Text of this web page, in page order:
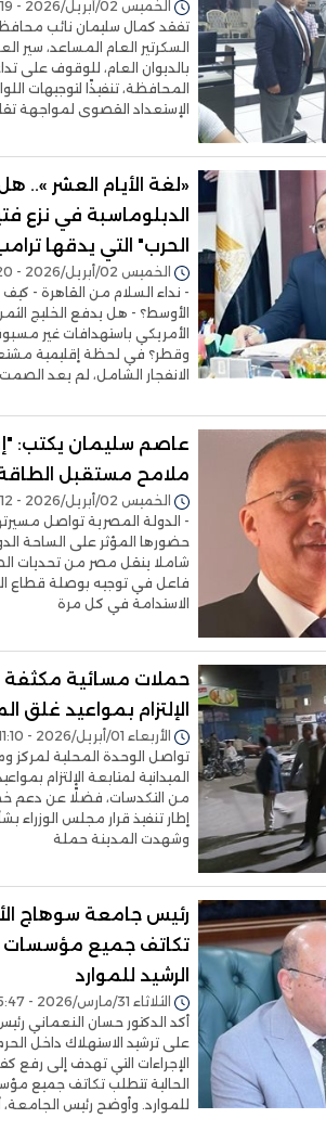
الخميس 02/أبريل/2026 - 04:19 م
تفقد كمال سليمان نائب
السكرتير العام المساعد،
بالديوان العام، للوقوف على
المحافظة، تنفيذًا لتوجيهات
الإستعداد القصوى لمواجهة
«لغة الأيام العشر »..
الدبلوماسبة في نزع
الحرب" التي يدقها
الخميس 02/أبريل/2026 - 02:20 م
- نداء السلام من القاهرة -
الأوسط؟ - هل يدفع الخليج
الأمريكي باستهدافات غير
وقطر؟ في لحظة إقليمية
الانفجار الشامل، لم يعد الصمت
عاصم سليمان يكتب:
ملامح مستقبل الطاقة
الخميس 02/أبريل/2026 - 02:12 م
- الدولة المصرية تواصل
حضورها المؤثر على الساحة
شاملا ينقل مصر من تحديات
فاعل في توجيه بوصلة قطاع
الاستدامة في كل مرة
حملات مسائية
الإلتزام بمواعيد غلق
الأربعاء 01/أبريل/2026 - 11:10 م
تواصل الوحدة المحلية لمركز
الميدانية لمتابعة الإلتزام
من التكدسات، فضلًا عن دعم
إطار تنفيذ قرار مجلس
وشهدت المدينة حملة
رئيس جامعة سوهاج
تكاتف جميع مؤسسات
الرشيد للموارد
الثلاثاء 31/مارس/2026 - 05:47 م
أكد الدكتور حسان النعماني
على ترشيد الاستهلاك داخل
الإجراءات التي تهدف إلى رفع
الحالية تتطلب تكاتف جميع
للموارد. وأوضح رئيس الجامعة،